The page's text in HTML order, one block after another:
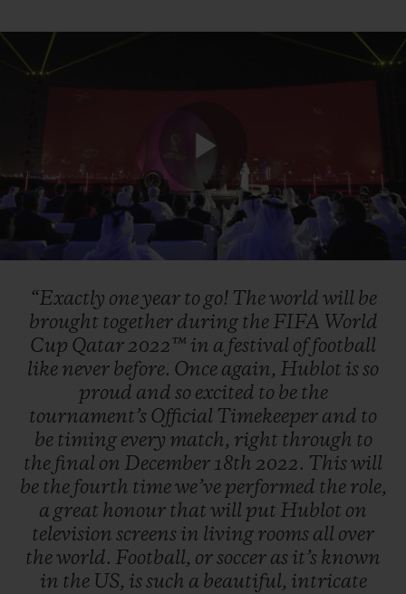
Play
Video
“Exactly oneyear to go! Theworld will be
brought together during the FIFA World
Cup Qatar2022™ in a festival offootball
like never before. Once again, Hublot isso
proud and so excited to be the
tournament’s Official Timekeeper and to
be timing every match, right through to
the final on December 18th 2022. Thiswill
be the fourth timewe’ve performed the role,
a great honour that will put Hublot on
television screens in living rooms all over
theworld. Football, orsoccer as it’s known
in the US, issuch a beautiful, intricate